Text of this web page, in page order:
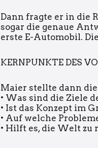
Dann fragte er in die
sogar die genaue
erste E-Automobil.
KERNPUNKTE DES
Maier stellte dann
• Was sind die Ziele
• Ist das Konzept im
• Auf welche
• Hilft es, die Welt zu